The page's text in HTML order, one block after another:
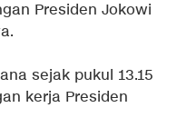
Presiden Jokowi
sejak pukul 13.15
kerja Presiden